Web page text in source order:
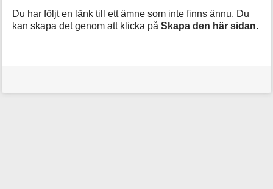
Du har följt en länk till ett ämne som inte finns ännu. Du
kan skapa det genom att klicka påSkapa den här sidan.